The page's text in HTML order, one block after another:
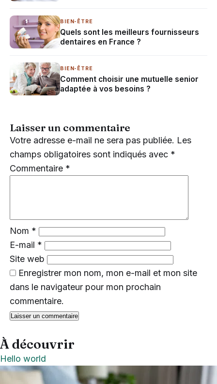
BIEN-ÊTRE
Quels sont les meilleurs fournisseurs
dentaires en France ?
BIEN-ÊTRE
Comment choisir une mutuelle senior
adaptée à vos besoins ?
Laisser un commentaire
Votre adresse e-mail ne sera pas publiée. Les
champs obligatoires sont indiqués avec *
Commentaire *
Nom *
E-mail *
Site web
Enregistrer mon nom, mon e-mail et mon site
dans le navigateur pour mon prochain
commentaire.
À découvrir
Hello world